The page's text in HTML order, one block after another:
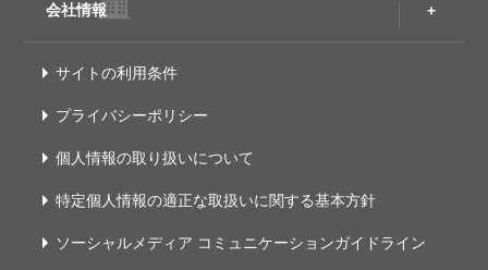
会社情報
サイトの利用条件
プライバシーポリシー
個人情報の取り扱いについて
特定個人情報の適正な取扱いに関する基本方針
ソーシャルメディア コミュニケーションガイドライン